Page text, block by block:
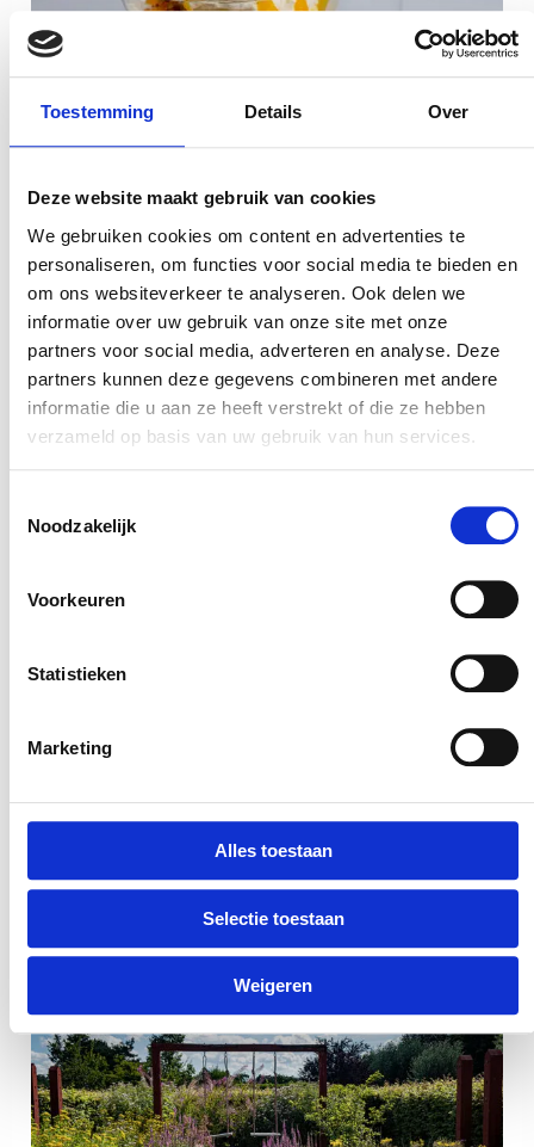
Toestemming Details Over
Deze website maakt gebruik van cookies
We gebruiken cookies om content en advertenties te
personaliseren, om functies voor social media te bieden en
om ons websiteverkeer te analyseren. Ook delen we
informatie over uw gebruik van onze site met onze
partners voor social media, adverteren en analyse. Deze
partners kunnen deze gegevens combineren met andere
informatie die u aan ze heeft verstrekt of die ze hebben
verzameld op basis van uw gebruik van hun services.
Noodzakelijk
Voorkeuren
Statistieken
Marketing
Alles toestaan
Selectie toestaan
Weigeren
Volg ons
Ga Ga Ga Ga Ga
Het favoriete seizoen van … uitleg
Iedereen heeft dat ene seizoen waar je blij
van wordt. Misschien is het de lente vol
nieuwe energie, de zomer met eindeloze
zon, de herfst met warme kleuren, of de
rubriek“Het favoriete seizoen van…“en
deel jouw verhaal, herinnering of foto. Laat